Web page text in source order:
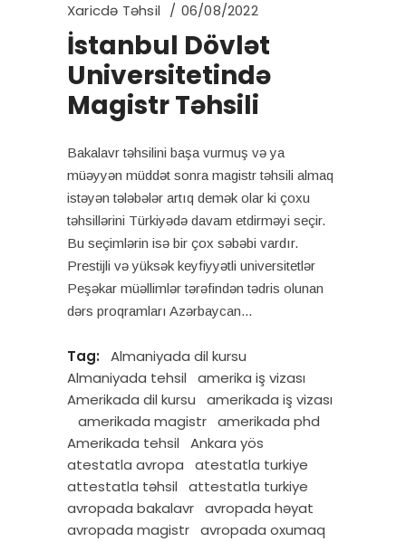
Xaricdə Təhsil 06/08/2022
İstanbul Dövlət
Universitetində
Magistr Təhsili
Bakalavr təhsilini başa vurmuş və ya
müəyyən müddət sonra magistr təhsili almaq
istəyən tələbələr artıq demək olar ki çoxu
təhsillərini Türkiyədə davam etdirməyi seçir.
Bu seçimlərin isə bir çox səbəbi vardır.
Prestijli və yüksək keyfiyyətli universitetlər
Peşəkar müəllimlər tərəfindən tədris olunan
dərs proqramları Azərbaycan
Tag:
Almaniyada dil kursu
Almaniyada tehsil
amerika iş vizası
Amerikada dil kursu
amerikada iş vizası
amerikada magistr amerikada phd
Amerikada tehsil
Ankara yös
atestatla avropa
atestatla turkiye
attestatla təhsil
attestatla turkiye
avropada bakalavr avropada həyat
avropada magistr avropada oxumaq